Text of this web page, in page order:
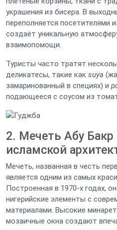
украшения из бисера. В
переполняется посетителями
создаёт уникальную
взаимопомощи.
Туристы часто тратят
деликатесы, такие как suya
замаринованный в специях) и
подающееся с соусом из
2. Мечеть Абу Бакр
исламской
Мечеть, названная в честь
является одним из самых
Построенная в 1970‑х годах,
нигерийские элементы с
материалами. Высокие
мозаичные окна создают